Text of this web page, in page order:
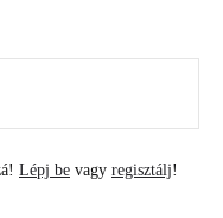
Lépj be vagy regisztálj!